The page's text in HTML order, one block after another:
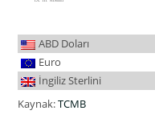
ABD Doları
Euro
İngiliz Sterlini
Kaynak:TCMB